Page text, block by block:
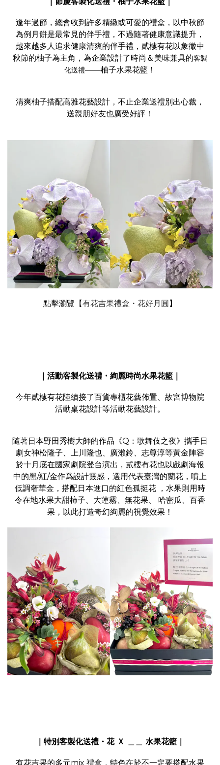
逢年過節，總會收到許多精緻或可愛的禮盒，以中秋節
為例月餅是最常見的伴手禮，不過隨著健康意識提升，
越來越多人追求健康清爽的伴手禮，貳樓有花以象徵中
秋節的柚子為主角，為企業設計了時尚＆美味兼具的客製
化送禮——柚子水果花籃！
清爽柚子搭配高雅花藝設計，不止企業送禮別出心裁，
送親朋好友也廣受好評！
點擊瀏覽【有花吉果禮盒・花好月圓】
｜活動客製化送禮・絢麗時尚水果花籃｜
今年貳樓有花陸續接了百貨專櫃花藝佈置、故宮博物院
活動桌花設計等活動花藝設計。
隨著日本野田秀樹大師的作品《Q：歌舞伎之夜》攜手日
劇女神松隆子、上川隆也、廣瀨鈴、志尊淳等黃金陣容
於十月底在國家劇院登台演出，貳樓有花也以戲劇海報
中的黑/紅/金作爲設計靈感，選用代表臺灣的蘭花，噴上
低調奢華金，搭配日本進口的紅色孤挺花 ，水果則用時
令在地水果大甜柿子、大蓮霧、無花果、 哈密瓜、百香
果，以此打造奇幻絢麗的視覺效果！
｜特別客製化送禮・花 Ｘ ＿＿ 水果花籃｜
有花吉果的多元mix 禮盒，特色在於不一定要搭配水果